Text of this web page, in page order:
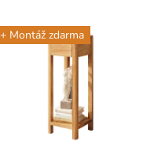
+ Montáž zdarma